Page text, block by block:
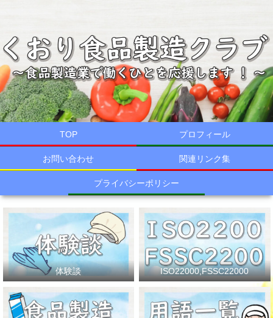
TOP プロフィール
お問い合わせ 関連リンク集
プライバシーポリシー
体験談 ISO22000,FSSC22000